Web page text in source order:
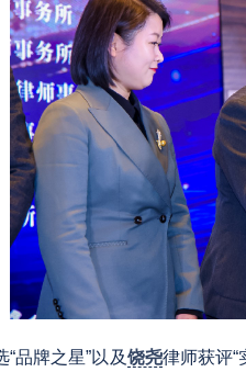
品牌之星”以及饶尧律师获评